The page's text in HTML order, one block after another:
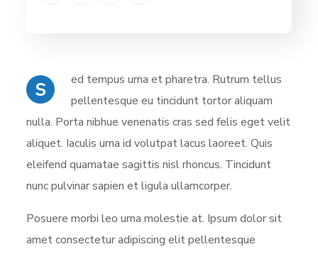
S
ed tempus urna et pharetra. Rutrum tellus
pellentesque eu tincidunt tortor aliquam
nulla. Porta nibhue venenatis cras sed felis eget velit
aliquet. Iaculis urna id volutpat lacus laoreet. Quis
eleifend quamatae sagittis nisl rhoncus. Tincidunt
nunc pulvinar sapien et ligula ullamcorper.
Posuere morbi leo urna molestie at. Ipsum dolor sit
amet consectetur adipiscing elit pellentesque